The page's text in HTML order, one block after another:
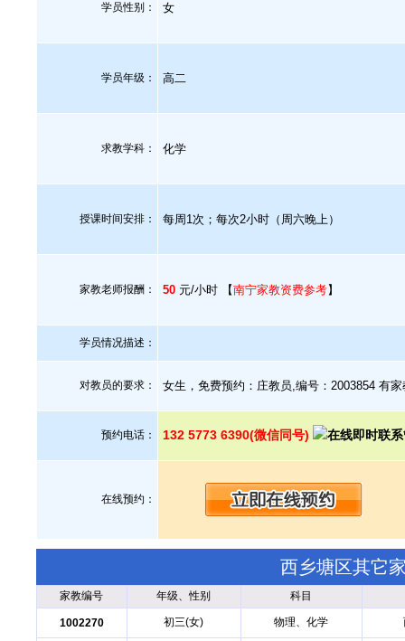
学员性别： 女
学员年级： 高二
求教学科： 化学
授课时间安排： 每周1次；每次2小时（周六晚上）
家教老师报酬： 50 元/小时 【南宁家教资费参考】
学员情况描述：
对教员的要求： 女生，免费预约：庄教员,编号：2003854 有
预约电话： 132 5773 6390(微信同号)
在线预约：
西乡塘区其它
家教编号 年级、性别 科目
1002270 初三(女) 物理、化学